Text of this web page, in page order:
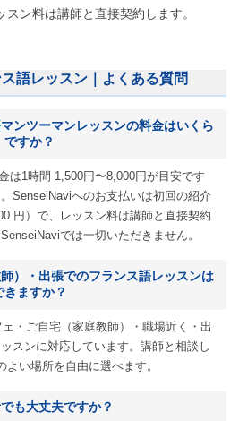
ン料は講師と直接契約します。
語レッスン｜よくある質問
ンツーマンレッスンの料金はいくら
ですか？
は1時間 1,500円〜8,000円が目安です
SenseiNaviへのお支払いは初回の紹介
円）で、レッスン料は講師と直接契約
では一切いただきません。
）・出張でのフランス語レッスンは
きますか？
・ご自宅（家庭教師）・職場近く・出
スンに対応しています。講師と相談し
よい場所を自由に選べます。
も大丈夫ですか？